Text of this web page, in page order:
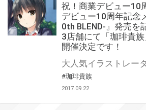
祝！商業デビュー10
デビュー10周年記念
0th BLEND-』発売を
3店舗にて「珈琲貴
開催決定です！
#珈琲貴族
2017.09.22